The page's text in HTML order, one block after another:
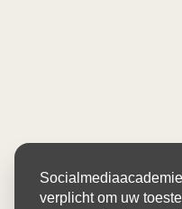
verplicht om uw